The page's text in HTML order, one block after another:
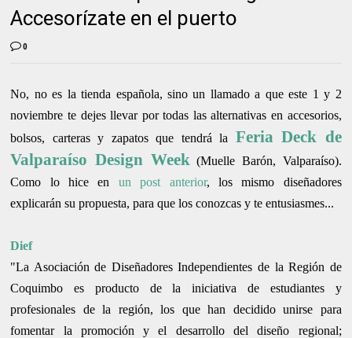
Accesorízate en el puerto
0
No, no es la tienda española, sino un llamado a que este 1 y 2
noviembre te dejes llevar por todas las alternativas en accesorios,
bolsos, carteras y zapatos que tendrá la Feria Deck de
Valparaíso Design Week (Muelle Barón, Valparaíso).
Como lo hice en un post anterior, los mismo diseñadores
explicarán su propuesta, para que los conozcas y te entusiasmes...
Dief
"La Asociación de Diseñadores Independientes de la Región de
Coquimbo es producto de la iniciativa de estudiantes y
profesionales de la región, los que han decidido unirse para
fomentar la promoción y el desarrollo del diseño regional;